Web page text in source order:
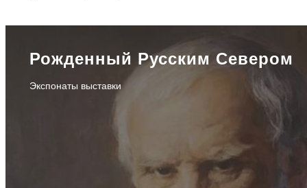
Рожденный Русским Севером
Экспонаты выставки